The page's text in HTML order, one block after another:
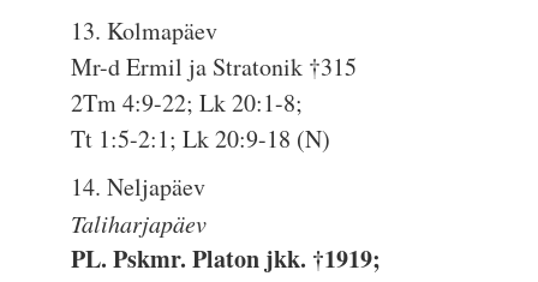
13. Kolmapäev
Mr-d Ermil ja Stratonik †315
2Tm 4:9-22; Lk 20:1-8;
Tt 1:5-2:1; Lk 20:9-18 (N)
14. Neljapäev
Taliharjapäev
PL. Pskmr. Platon jkk. †1919;